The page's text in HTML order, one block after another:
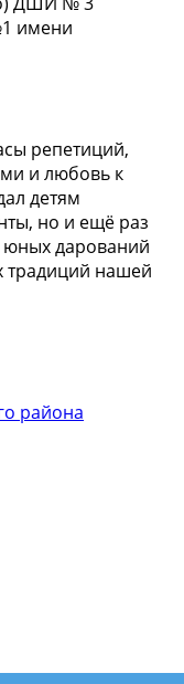
имени
репетиций,
и любовь к
детям
но и ещё раз
дарований
традиций нашей
района